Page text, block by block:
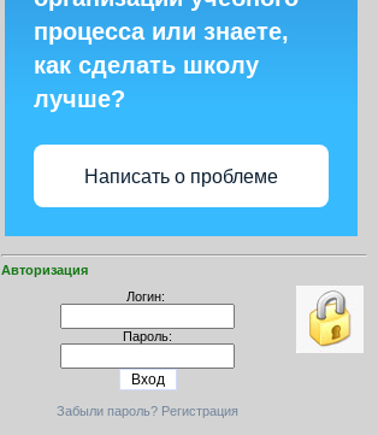
процесса или знаете,
как сделать школу
лучше?
Написать о проблеме
Авторизация
Логин:
Пароль:
Забыли пароль? Регистрация